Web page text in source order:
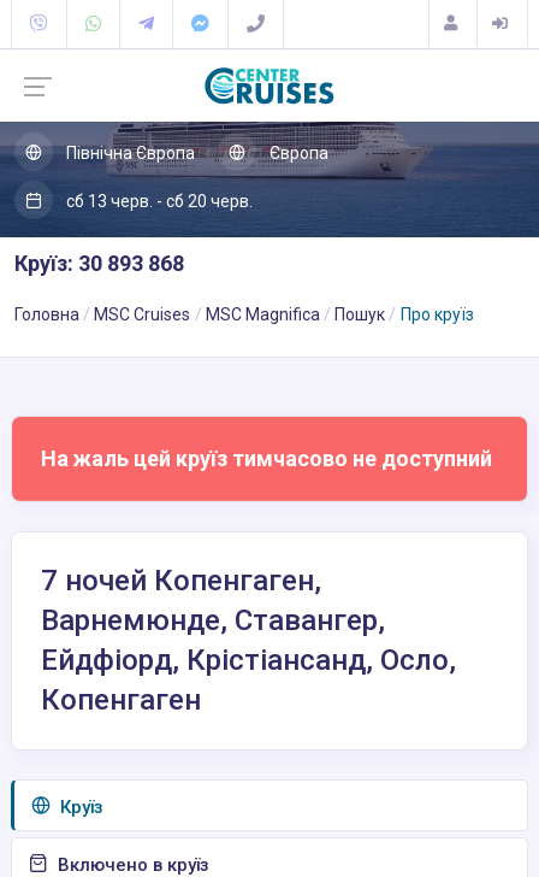
Північна Європа Європа
сб 13 черв. - сб 20 черв.
Круїз: 30 893 868
Головна MSC Cruises MSC Magnifica Пошук Про круїз
На жаль цей круїз тимчасово не доступний
7 ночей Копенгаген,
Варнемюнде, Ставангер,
Ейдфіорд, Крістіансанд, Осло,
Копенгаген
Круїз
Включено в круїз